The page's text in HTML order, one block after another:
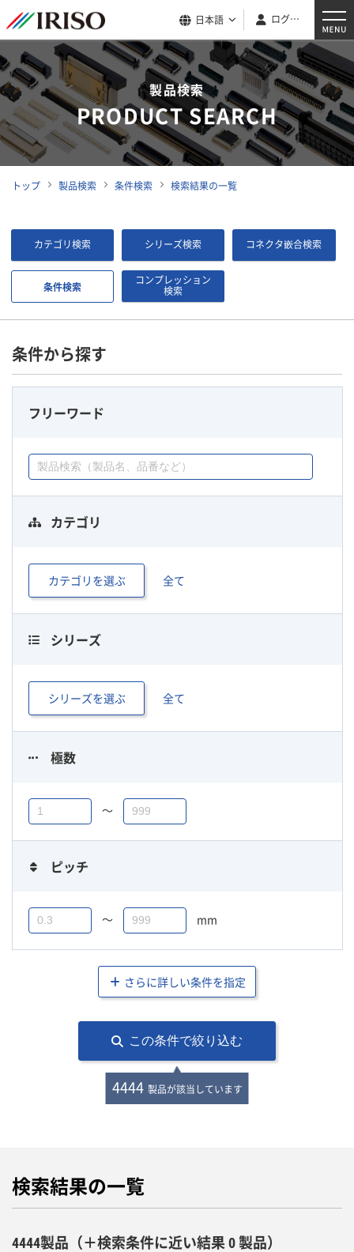
日本語 ログイン
製品検索
PRODUCT SEARCH
トップ 製品検索 条件検索 検索結果の一覧
カテゴリ検索 シリーズ検索 コネクタ嵌合検索
条件検索 コンプレッション
検索
条件から探す
フリーワード
カテゴリ
カテゴリを選ぶ 全て
シリーズ
シリーズを選ぶ 全て
極数
〜
ピッチ
〜 mm
さらに詳しい条件を指定
この条件で絞り込む
4444 製品が該当しています
検索結果の一覧
4444製品（＋検索条件に近い結果 0 製品）